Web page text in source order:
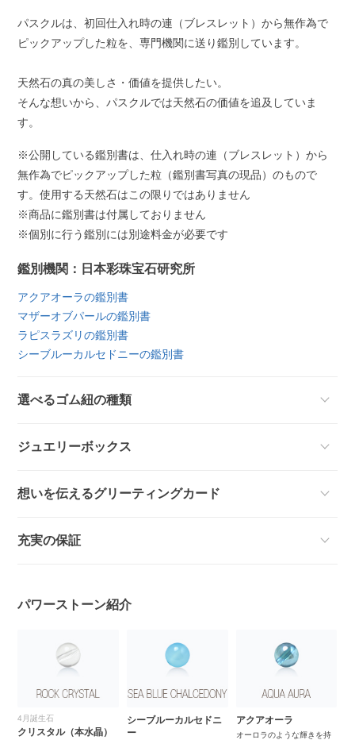
パスクルは、初回仕入れ時の連（ブレスレット）から無作為で
ピックアップした粒を、専門機関に送り鑑別しています。
天然石の真の美しさ・価値を提供したい。
そんな想いから、パスクルでは天然石の価値を追及していま
す。
※公開している鑑別書は、仕入れ時の連（ブレスレット）から
無作為でピックアップした粒（鑑別書写真の現品）のもので
す。使用する天然石はこの限りではありません
※商品に鑑別書は付属しておりません
※個別に行う鑑別には別途料金が必要です
鑑別機関：日本彩珠宝石研究所
アクアオーラの鑑別書
マザーオブパールの鑑別書
ラピスラズリの鑑別書
シーブルーカルセドニーの鑑別書
選べるゴム紐の種類
ジュエリーボックス
想いを伝えるグリーティングカード
充実の保証
パワーストーン紹介
4月誕生石
クリスタル（本水晶）
シーブルーカルセドニ
ー
アクアオーラ
オーロラのような輝きを持